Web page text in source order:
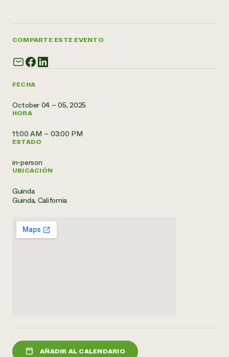
Programa de descuentos de NorthWestern Energy
Servicios energéticos comerciales
Servicios energéticos residenciales
Centro de intercambio de información AgriSolar
Noticias
Buscar prácticas
Todos
contribuyen a la
resiliencia de la
FECHA
October 04 – 05, 2025
HORA
11:00 AM – 03:00 PM
ESTADO
in-person
UBICACIÓN
Guinda
Guinda, California
AÑADIR AL CALENDARIO
COMPARTE ESTE EVENTO